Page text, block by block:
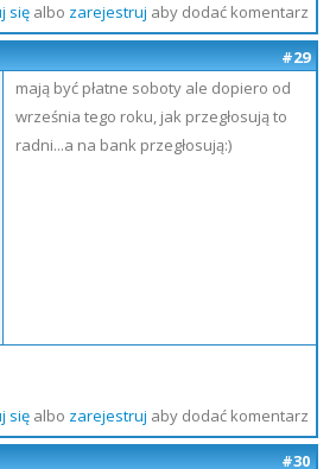
sięalbo zarejestruj aby dodać komentarz
#29
mają być płatne soboty ale dopiero od
września tego roku, jak przegłosują to
radni...a na bank przegłosują:)
sięalbo zarejestruj aby dodać komentarz
#30